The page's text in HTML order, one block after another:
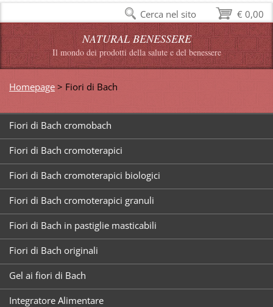
NATURAL BENESSERE
Il mondo dei prodotti della salute e del benessere
Homepage > Fiori di Bach
Fiori di Bach cromobach
Fiori di Bach cromoterapici
Fiori di Bach cromoterapici biologici
Fiori di Bach cromoterapici granuli
Fiori di Bach in pastiglie masticabili
Fiori di Bach originali
Gel ai fiori di Bach
Integratore Alimentare
€ 0,00
Cerca nel sito